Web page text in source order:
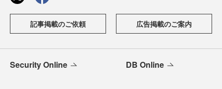
記事掲載のご依頼 広告掲載のご案内
Security Online DB Online